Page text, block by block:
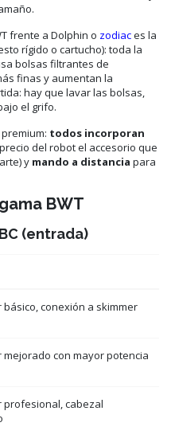
frente a Dolphin o zodiaces la
rígido o cartucho): toda la
bolsas filtrantes de
finas y aumentan la
hay que lavar las bolsas,
el grifo.
todos incorporan
del robot el accesorio que
y mando a distancia para
BWT
(entrada)
básico, conexión a skimmer
mejorado con mayor potencia
profesional, cabezal